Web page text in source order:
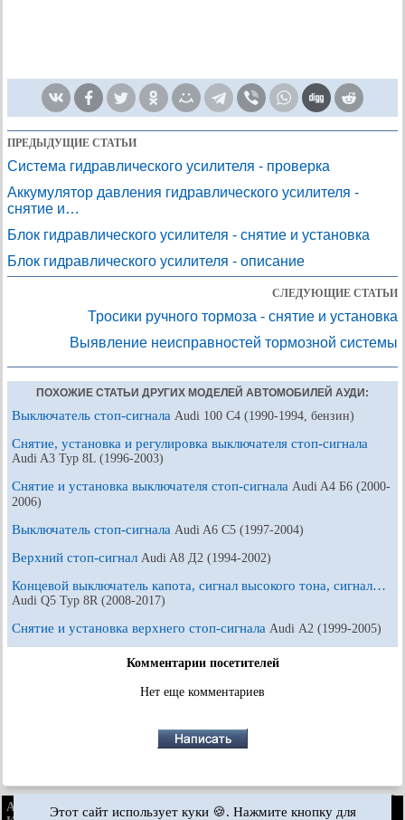
ПРЕДЫДУЩИЕ СТАТЬИ
Система гидравлического усилителя - проверка
Аккумулятор давления гидравлического усилителя -
снятие и…
Блок гидравлического усилителя - снятие и установка
Блок гидравлического усилителя - описание
СЛЕДУЮЩИЕ СТАТЬИ
Тросики ручного тормоза - снятие и установка
Выявление неисправностей тормозной системы
ПОХОЖИЕ СТАТЬИ ДРУГИХ МОДЕЛЕЙ АВТОМОБИЛЕЙ АУДИ:
Выключатель стоп-сигнала Audi 100 С4 (1990-1994, бензин)
Снятие, установка и регулировка выключателя стоп-сигнала
Audi A3 Typ 8L (1996-2003)
Снятие и установка выключателя стоп-сигнала Audi A4 Б6 (2000-
2006)
Выключатель стоп-сигнала Audi A6 С5 (1997-2004)
Верхний стоп-сигнал Audi A8 Д2 (1994-2002)
Концевой выключатель капота, сигнал высокого тона, сигнал…
Audi Q5 Typ 8R (2008-2017)
Снятие и установка верхнего стоп-сигнала Audi А2 (1999-2005)
Комментарии посетителей
Нет еще комментариев
AudiManual.ru © 2017-2026·Полная версия ·Обратная связь
Этот сайт использует куки 🍪. Нажмите кнопку для